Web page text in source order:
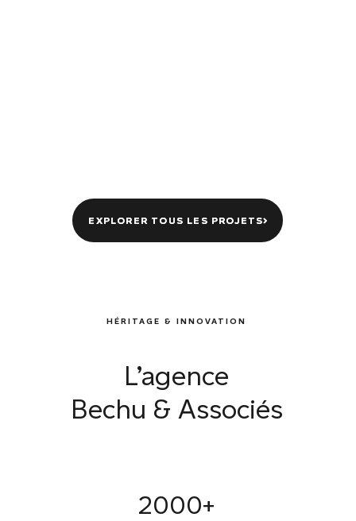
EXPLORER TOUS LES PROJETS
EXPLORER TOUS LES PROJETS
HÉRITAGE & INNOVATION
L’agence
Bechu & Associés
2000+